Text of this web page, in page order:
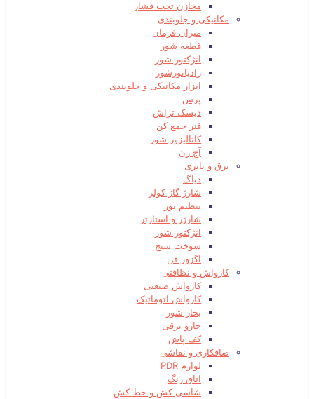
مخازن تحت فشار
مکانیکی و جلوبندی
میزان فرمان
قطعه شور
انژکتور شور
رادیاتورشور
ابزار مکانیکی و جلوبندی
پرس
دیسک تراش
فنر جمع کن
کاتالیزور شور
آج زن
برق و باتری
دیاگ
شارژ گاز کولر
تنظیم نور
شارژر و استارتر
انژکتور شور
سوخت سنج
اگزوز فن
کارواش و نظافتی
کارواش صنعتی
کارواش اتوماتیک
بخار شور
جارو برقی
کف پاش
صافکاری و نقاشی
لوازم PDR
اتاق رنگ
شاسی کش و خط کش